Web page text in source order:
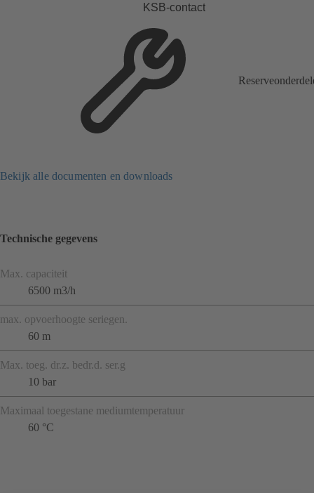
KSB-contact
Bekijk alle documenten en downloads
Technische gegevens
Max. capaciteit
6500 m3/h
max. opvoerhoogte seriegen.
60 m
Max. toeg. dr.z. bedr.d. ser.g
10 bar
Maximaal toegestane mediumtemperatuur
60 °C